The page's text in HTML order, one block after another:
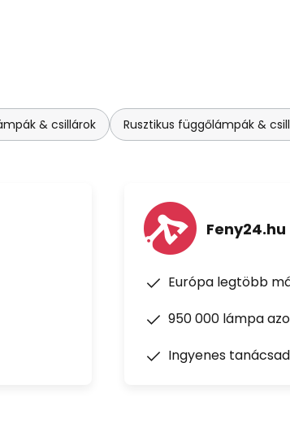
& csillárok Rusztikus függőlámpák &
Feny24.hu
Európa legtöbb
950 000 lámpa
Ingyenes